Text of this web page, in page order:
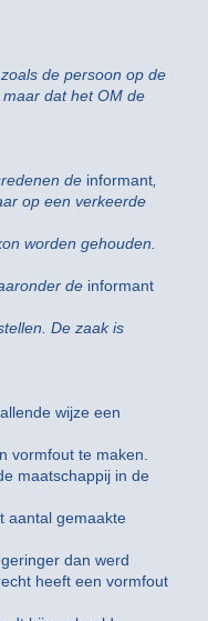
de persoon op de
dat het OM de
de informant
op een verkeerde
worden gehouden.
de informant
De zaak is
wijze een
vormfout te maken.
maatschappij in de
aantal gemaakte
dan werd
heeft een vormfout